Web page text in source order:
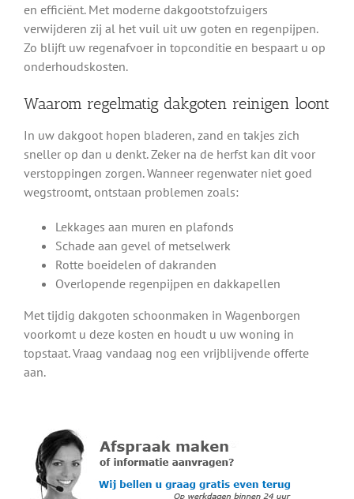
en efficiënt. Met moderne dakgootstofzuigers
verwijderen zij al het vuil uit uw goten en regenpijpen.
Zo blijft uw regenafvoer in topconditie en bespaart u op
onderhoudskosten.
Waarom regelmatig dakgoten reinigen loont
In uw dakgoot hopen bladeren, zand en takjes zich
sneller op dan u denkt. Zeker na de herfst kan dit voor
verstoppingen zorgen. Wanneer regenwater niet goed
wegstroomt, ontstaan problemen zoals:
Lekkages aan muren en plafonds
Schade aan gevel of metselwerk
Rotte boeidelen of dakranden
Overlopende regenpijpen en dakkapellen
Met tijdig dakgoten schoonmaken in Wagenborgen
voorkomt u deze kosten en houdt u uw woning in
topstaat. Vraag vandaag nog een vrijblijvende offerte
aan.